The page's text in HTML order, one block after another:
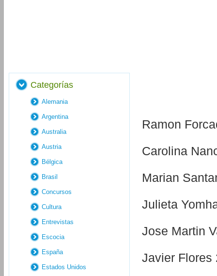
Ramon
Carolina
Marian
Julieta
Jose Martin
Javier Flores
Categorías
Alemania
Argentina
Australia
Austria
Bélgica
Brasil
Concursos
Cultura
Entrevistas
Escocia
España
Estados Unidos